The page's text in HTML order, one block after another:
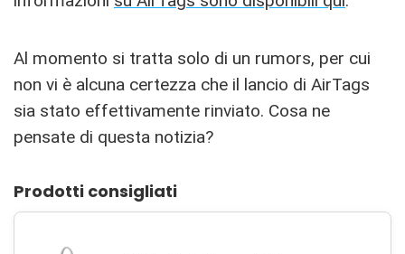
Al momento si tratta solo di un rumors, per cui
non vi è alcuna certezza che il lancio di AirTags
sia stato effettivamente rinviato. Cosa ne
pensate di questa notizia?
Prodotti consigliati